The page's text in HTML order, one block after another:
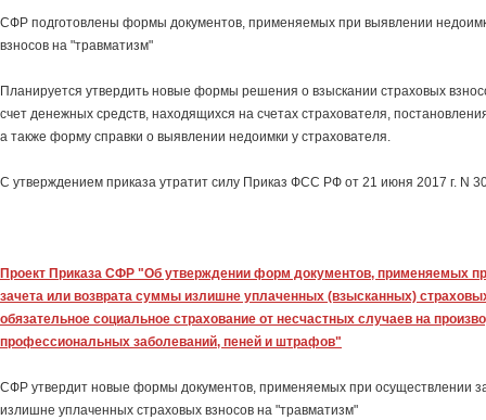
СФР подготовлены формы документов, применяемых при выявлении
взносов на "травматизм"
Планируется утвердить новые формы решения о взыскании страховых
счет денежных средств, находящихся на счетах страхователя,
а также форму справки о выявлении недоимки у страхователя.
С утверждением приказа утратит силу Приказ ФСС РФ от 21 июня 2017 г. N
Проект Приказа СФР "Об утверждении форм документов, применяемых
зачета или возврата суммы излишне уплаченных (взысканных)
обязательное социальное страхование от несчастных случаев на
профессиональных заболеваний, пеней и штрафов"
СФР утвердит новые формы документов, применяемых при осуществлении
излишне уплаченных страховых взносов на "травматизм"